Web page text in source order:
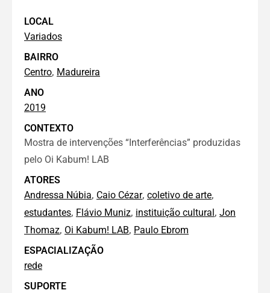
LOCAL
Variados
BAIRRO
Centro, Madureira
ANO
2019
CONTEXTO
Mostra de intervenções “Interferências” produzidas
pelo Oi Kabum! LAB
ATORES
Andressa Núbia, Caio Cézar, coletivo de arte,
estudantes, Flávio Muniz, instituição cultural, Jon
Thomaz, Oi Kabum! LAB, Paulo Ebrom
ESPACIALIZAÇÃO
rede
SUPORTE